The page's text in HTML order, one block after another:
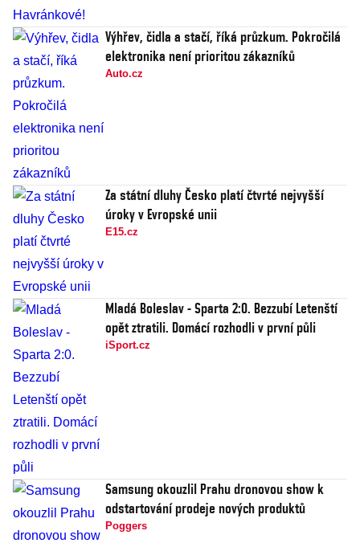
Výhřev, čidla a stačí, říká průzkum. Pokročilá
elektronika není prioritou zákazníků
Auto.cz
Za státní dluhy Česko platí čtvrté nejvyšší
úroky v Evropské unii
E15.cz
Mladá Boleslav - Sparta 2:0. Bezzubí Letenští
opět ztratili. Domácí rozhodli v první půli
iSport.cz
Samsung okouzlil Prahu dronovou show k
odstartování prodeje nových produktů
Poggers